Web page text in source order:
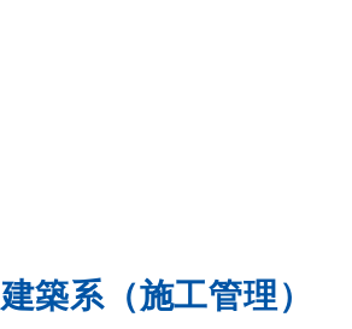
建築系（施工管理）